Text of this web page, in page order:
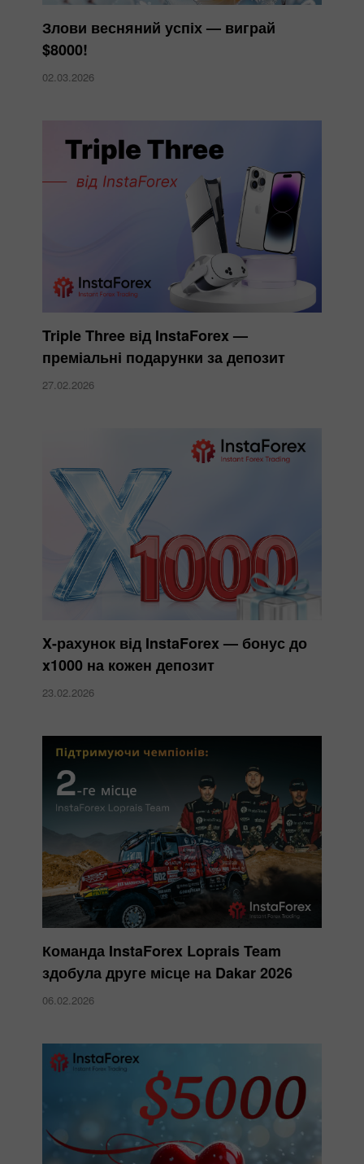
Злови весняний успіх — виграй
$8000!
02.03.2026
Triple Three від InstaForex —
преміальні подарунки за депозит
27.02.2026
X-рахунок від InstaForex — бонус до
x1000 на кожен депозит
23.02.2026
Команда InstaForex Loprais Team
здобула друге місце на Dakar 2026
06.02.2026